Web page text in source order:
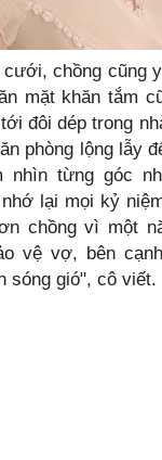
chồng cũng
mặt khăn tắm
đôi dép trong
phòng lộng lẫy
nhìn từng góc
lại mọi kỷ
chồng vì một
vệ vợ, bên
sóng gió", cô viết.